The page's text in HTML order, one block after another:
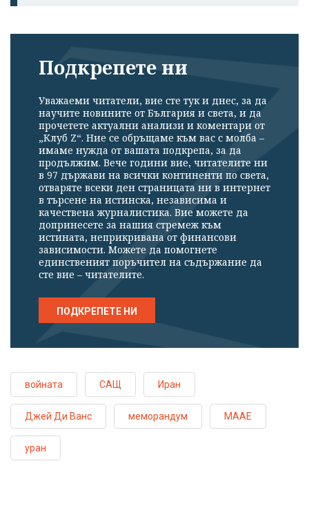
Подкрепете ни
Уважаеми читатели, вие сте тук и днес, за да
научите новините от България и света, и да
прочетете актуални анализи и коментари от
„Клуб Z“. Ние се обръщаме към вас с молба –
имаме нужда от вашата подкрепа, за да
продължим. Вече години вие, читателите ни
в 97 държави на всички континенти по света,
отваряте всеки ден страницата ни в интернет
в търсене на истинска, независима и
качествена журналистика. Вие можете да
допринесете за нашия стремеж към
истината, неприкривана от финансови
зависимости. Можете да помогнете
единственият поръчител на съдържание да
сте вие – читателите.
ПОДКРЕПЕТЕ НИ
войната САЩ Иран
Джей Ди Ванс меморандум МААЕ
уран